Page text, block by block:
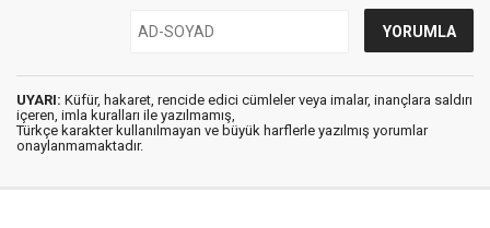
UYARI: Küfür, hakaret, rencide edici cümleler veya imalar, inançlara saldırı
içeren, imla kuralları ile yazılmamış,
Türkçe karakter kullanılmayan ve büyük harflerle yazılmış yorumlar
onaylanmamaktadır.